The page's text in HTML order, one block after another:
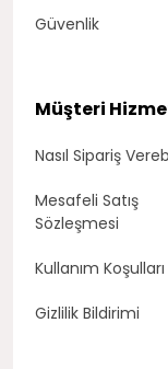
Güvenlik
Müşteri
Nasıl Sipariş
Mesafeli Satış
Sözleşmesi
Kullanım Koşulları
Gizlilik Bildirimi